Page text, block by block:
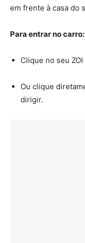
em frente à casa do
Para entrar no carro:
Clique no seu
Ou clique
dirigir.